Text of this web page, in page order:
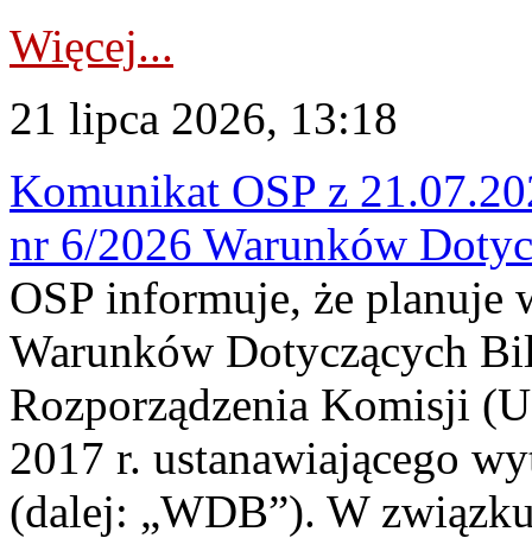
Więcej...
21 lipca 2026, 13:18
Komunikat OSP z
nr 6/2026 Warunków
OSP informuje, że planuje
Warunków Dotyczących
Rozporządzenia Komisji
2017 r. ustanawiającego
(dalej: „WDB”). W